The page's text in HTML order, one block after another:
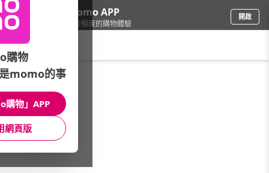
下載momo APP
給你3倍流暢度的購物體驗
開啟
品牌旗艦/PANDORA
款式
材質
購物
momo的事
購物」APP
網頁版